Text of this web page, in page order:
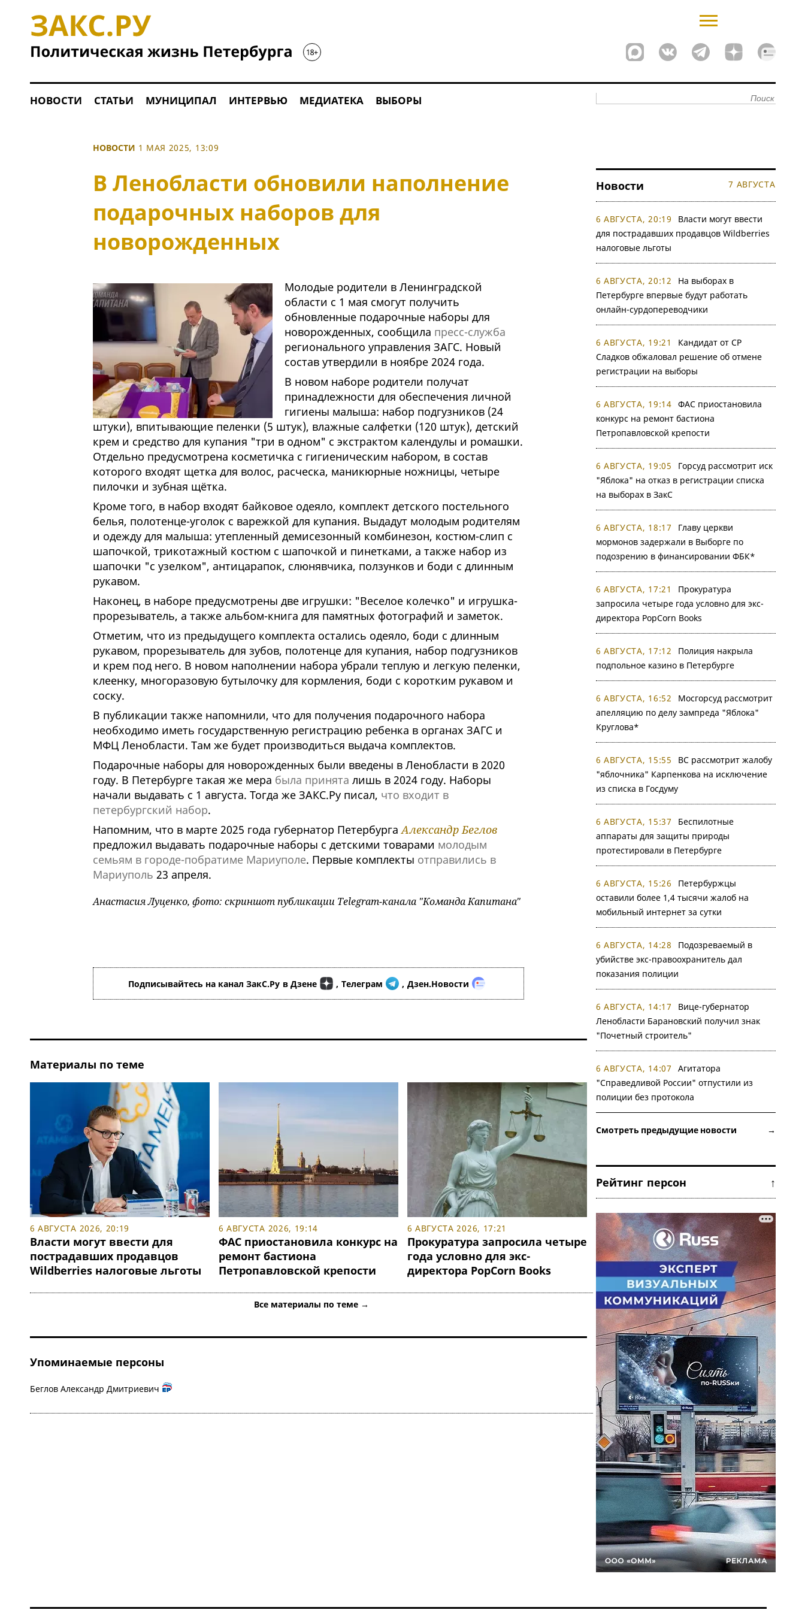
НОВОСТИ СТАТЬИ МУНИЦИПАЛ ИНТЕРВЬЮ МЕДИАТЕКА ВЫБОРЫ
НОВОСТИ 1 МАЯ 2025, 13:09
В Ленобласти обновили наполнение
подарочных наборов для
новорожденных
Молодые родители в Ленинградской
области с 1 мая смогут получить
обновленные подарочные наборы для
новорожденных, сообщила пресс-служба
регионального управления ЗАГС. Новый
состав утвердили в ноябре 2024 года.
В новом наборе родители получат
принадлежности для обеспечения личной
гигиены малыша: набор подгузников (24
штуки), впитывающие пеленки (5 штук), влажные салфетки (120 штук), детский
крем и средство для купания "три в одном" с экстрактом календулы и ромашки.
Отдельно предусмотрена косметичка с гигиеническим набором, в состав
которого входят щетка для волос, расческа, маникюрные ножницы, четыре
пилочки и зубная щётка.
Кроме того, в набор входят байковое одеяло, комплект детского постельного
белья, полотенце-уголок с варежкой для купания. Выдадут молодым родителям
и одежду для малыша: утепленный демисезонный комбинезон, костюм-слип с
шапочкой, трикотажный костюм с шапочкой и пинетками, а также набор из
шапочки "с узелком", антицарапок, слюнявчика, ползунков и боди с длинным
рукавом.
Наконец, в наборе предусмотрены две игрушки: "Веселое колечко" и игрушка-
прорезыватель, а также альбом-книга для памятных фотографий и заметок.
Отметим, что из предыдущего комплекта остались одеяло, боди с длинным
рукавом, прорезыватель для зубов, полотенце для купания, набор подгузников
и крем под него. В новом наполнении набора убрали теплую и легкую пеленки,
клеенку, многоразовую бутылочку для кормления, боди с коротким рукавом и
соску.
В публикации также напомнили, что для получения подарочного набора
необходимо иметь государственную регистрацию ребенка в органах ЗАГС и
МФЦ Ленобласти. Там же будет производиться выдача комплектов.
Подарочные наборы для новорожденных были введены в Ленобласти в 2020
году. В Петербурге такая же мера была принята лишь в 2024 году. Наборы
начали выдавать с 1 августа. Тогда же ЗАКС.Ру писал, что входит в
петербургский набор.
Напомним, что в марте 2025 года губернатор ПетербургаАлександр Беглов
предложил выдавать подарочные наборы с детскими товарами молодым
семьям в городе-побратиме Мариуполе. Первые комплекты отправились в
Мариуполь 23 апреля.
Анастасия Луценко, фото: скриншот публикации Telegram-канала "Команда Капитана"
Подписывайтесь на канал ЗакС.Ру в Дзене , Телеграм , Дзен.Новости
Материалы по теме
6 АВГУСТА 2026, 20:19
Власти могут ввести для
пострадавших продавцов
Wildberries налоговые льготы
6 АВГУСТА 2026, 19:14
ФАС приостановила конкурс на
ремонт бастиона
Петропавловской крепости
6 АВГУСТА 2026, 17:21
Прокуратура запросила четыре
года условно для экс-
директора PopCorn Books
Все материалы по теме →
Упоминаемые персоны
Беглов Александр Дмитриевич
Новости 7 АВГУСТА
6 АВГУСТА, 20:19
Власти могут ввести
для пострадавших продавцов Wildberries
налоговые льготы
6 АВГУСТА, 20:12
На выборах в
Петербурге впервые будут работать
онлайн-сурдопереводчики
6 АВГУСТА, 19:21
Кандидат от СР
Сладков обжаловал решение об отмене
регистрации на выборы
6 АВГУСТА, 19:14 ФАС приостановила
конкурс на ремонт бастиона
Петропавловской крепости
6 АВГУСТА, 19:05
Горсуд рассмотрит иск
"Яблока" на отказ в регистрации списка
на выборах в ЗакС
6 АВГУСТА, 18:17
Главу церкви
мормонов задержали в Выборге по
подозрению в финансировании ФБК*
6 АВГУСТА, 17:21
Прокуратура
запросила четыре года условно для экс-
директора PopCorn Books
6 АВГУСТА, 17:12
Полиция накрыла
подпольное казино в Петербурге
6 АВГУСТА, 16:52
Мосгорсуд рассмотрит
апелляцию по делу зампреда "Яблока"
Круглова*
6 АВГУСТА, 15:55
ВС рассмотрит жалобу
"яблочника" Карпенкова на исключение
из списка в Госдуму
6 АВГУСТА, 15:37
Беспилотные
аппараты для защиты природы
протестировали в Петербурге
6 АВГУСТА, 15:26
Петербуржцы
оставили более 1,4 тысячи жалоб на
мобильный интернет за сутки
6 АВГУСТА, 14:28
Подозреваемый в
убийстве экс-правоохранитель дал
показания полиции
6 АВГУСТА, 14:17
Вице-губернатор
Ленобласти Барановский получил знак
"Почетный строитель"
6 АВГУСТА, 14:07
Агитатора
"Справедливой России" отпустили из
полиции без протокола
Смотреть предыдущие новости →
Рейтинг персон ↑